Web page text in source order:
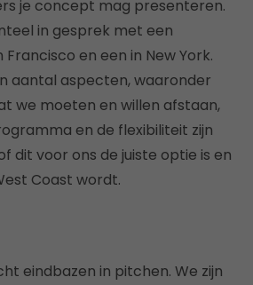
je concept mag presenteren.
in gesprek met een
en een in New York.
aantal aspecten, waaronder
we moeten en willen afstaan,
en de flexibiliteit zijn
dit voor ons de juiste optie is en
Coast wordt.
eindbazen in pitchen. We zijn